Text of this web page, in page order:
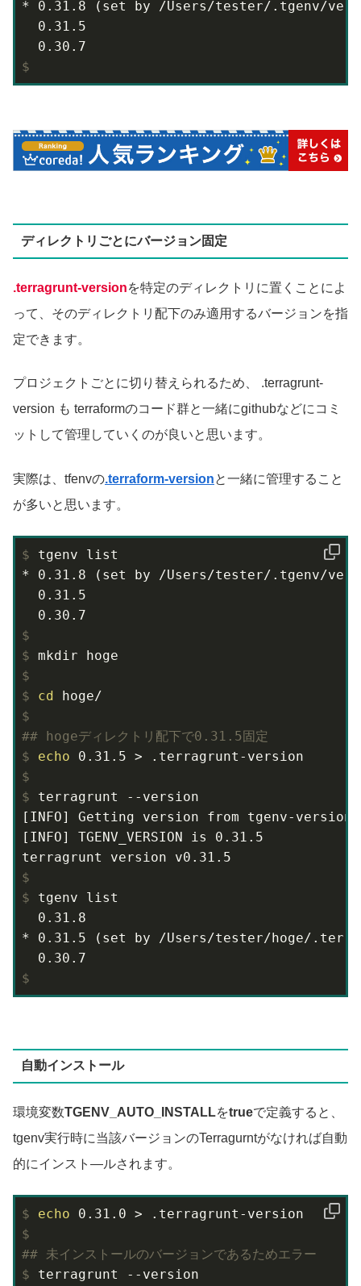
* 0.31.8 (set by /Users/tester/.tgenv/
  0.31.5
$
ディレクトリごとにバージョン固定
.terragrunt-versionを特定のディレクトリに置くことによ
って、そのディレクトリ配下のみ適用するバージョンを指
定できます。
プロジェクトごとに切り替えられるため、 .terragrunt-
version も terraformのコード群と一緒にgithubなどにコミ
ットして管理していくのが良いと思います。
実際は、tfenvの.terraform-versionと一緒に管理すること
が多いと思います。
$ tgenv list
* 0.31.8 (set by /Users/tester/.tgenv/
  0.31.5
$
$ mkdir hoge
$
$
cd hoge/
$
## hogeディレクトリ配下で0.31.5固定
$
echo 0.31.5 > .terragrunt-version
$
$ terragrunt --version
[INFO] Getting version from tgenv-version-
[INFO] TGENV_VERSION is 0.31.5
$
$ tgenv list
  0.31.8
* 0.31.5 (set by /Users/tester/hoge/
$
自動インストール
環境変数TGENV_AUTO_INSTALLをtrueで定義すると、
tgenv実行時に当該バージョンのTerragurntがなければ自動
的にインスト―ルされます。
$ echo 0.31.0 > .terragrunt-version
$
## 未インストールのバージョンであるためエラー
$ terragrunt --version